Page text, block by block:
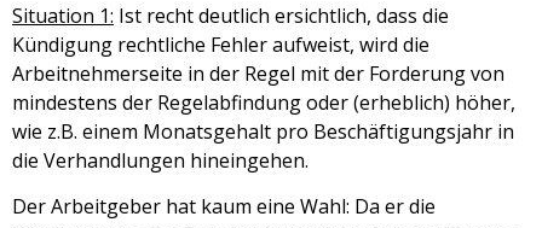
Situation 1: Ist recht deutlich ersichtlich, dass die
Kündigung rechtliche Fehler aufweist, wird die
Arbeitnehmerseite in der Regel mit der Forderung von
mindestens der Regelabfindung oder (erheblich) höher,
wie z.B. einem Monatsgehalt pro Beschäftigungsjahr in
die Verhandlungen hineingehen.
Der Arbeitgeber hat kaum eine Wahl: Da er die